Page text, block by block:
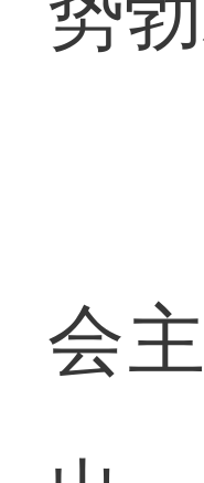
5
会